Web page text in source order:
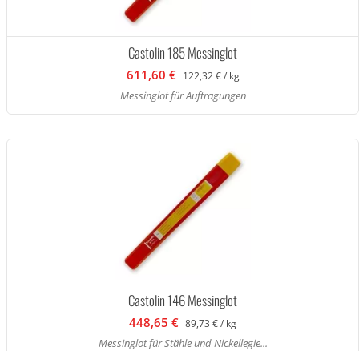
Castolin 185 Messinglot
611,60 € 122,32 € / kg
Messinglot für Auftragungen
Castolin 146 Messinglot
448,65 € 89,73 € / kg
Messinglot für Stähle und Nickellegie...